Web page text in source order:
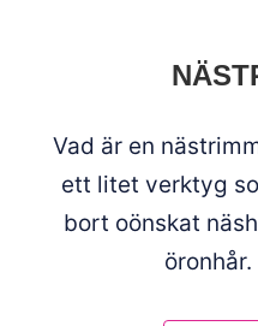
Vad är en
ett litet verktyg
bort oönskat